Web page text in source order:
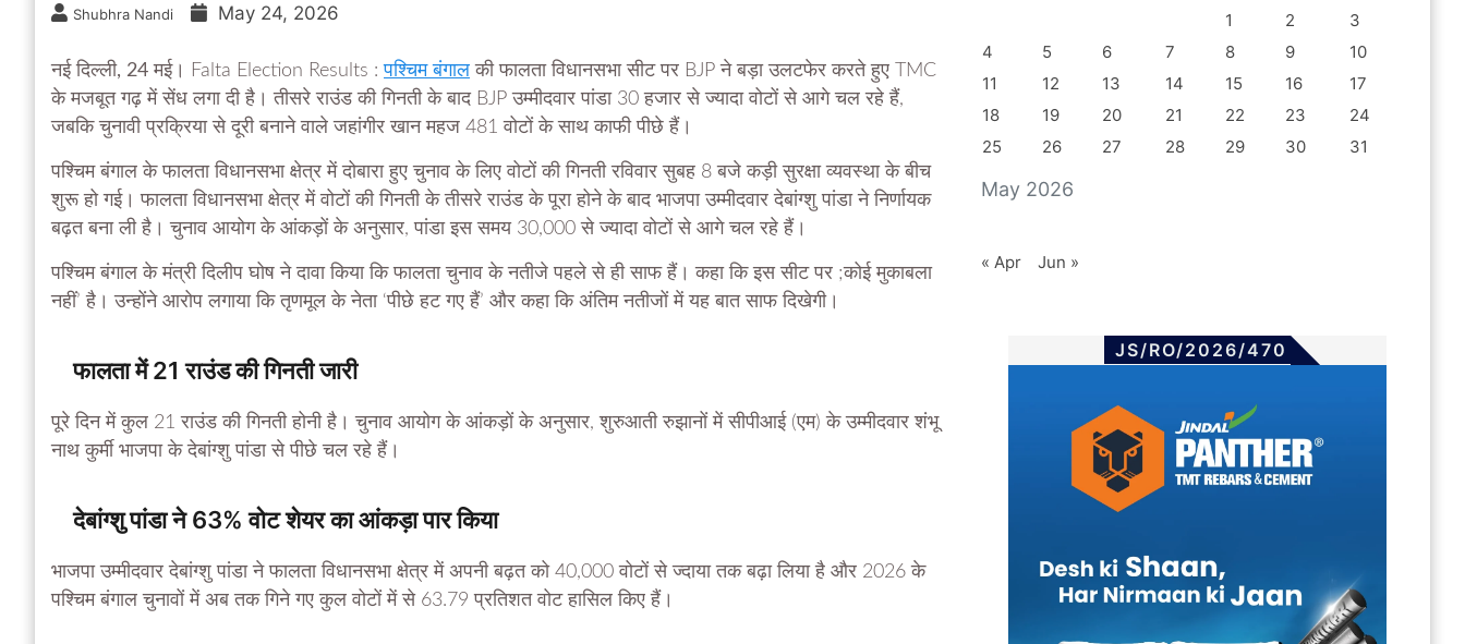
Shubhra Nandi May 24, 2026
नई दिल्ली, 24 मई। Falta Election Results :पश्चिम बंगाल की फालता विधानसभा सीट पर BJP ने बड़ा उलटफेर करते हुए TMC
के मजबूत गढ़ में सेंध लगा दी है। तीसरे राउंड की गिनती के बाद BJP उम्मीदवार पांडा 30 हजार से ज्यादा वोटों से आगे चल रहे हैं,
जबकि चुनावी प्रक्रिया से दूरी बनाने वाले जहांगीर खान महज 481 वोटों के साथ काफी पीछे हैं।
पश्चिम बंगाल के फालता विधानसभा क्षेत्र में दोबारा हुए चुनाव के लिए वोटों की गिनती रविवार सुबह 8 बजे कड़ी सुरक्षा व्यवस्था के बीच
शुरू हो गई। फालता विधानसभा क्षेत्र में वोटों की गिनती के तीसरे राउंड के पूरा होने के बाद भाजपा उम्मीदवार देबांग्शु पांडा ने निर्णायक
बढ़त बना ली है। चुनाव आयोग के आंकड़ों के अनुसार, पांडा इस समय 30,000 से ज्यादा वोटों से आगे चल रहे हैं।
पश्चिम बंगाल के मंत्री दिलीप घोष ने दावा किया कि फालता चुनाव के नतीजे पहले से ही साफ हैं। कहा कि इस सीट पर ;कोई मुकाबला
नहीं’ है। उन्होंने आरोप लगाया कि तृणमूल के नेता ‘पीछे हट गए हैं’ और कहा कि अंतिम नतीजों में यह बात साफ दिखेगी।
फालता में 21 राउंड की गिनती जारी
पूरे दिन में कुल 21 राउंड की गिनती होनी है। चुनाव आयोग के आंकड़ों के अनुसार, शुरुआती रुझानों में सीपीआई (एम) के उम्मीदवार शंभू
नाथ कुर्मी भाजपा के देबांग्शु पांडा से पीछे चल रहे हैं।
देबांग्शु पांडा ने 63% वोट शेयर का आंकड़ा पार किया
भाजपा उम्मीदवार देबांग्शु पांडा ने फालता विधानसभा क्षेत्र में अपनी बढ़त को 40,000 वोटों से ज्दाया तक बढ़ा लिया है और 2026 के
पश्चिम बंगाल चुनावों में अब तक गिने गए कुल वोटों में से 63.79 प्रतिशत वोट हासिल किए हैं।
May 2026
1 2
3
4
5 6 7 8 9
10
11
12 13 14 15 16
17
18
19 20 21 22 23
24
25
26 27 28 29 30 31
« Apr Jun »
JS/RO/2026/470